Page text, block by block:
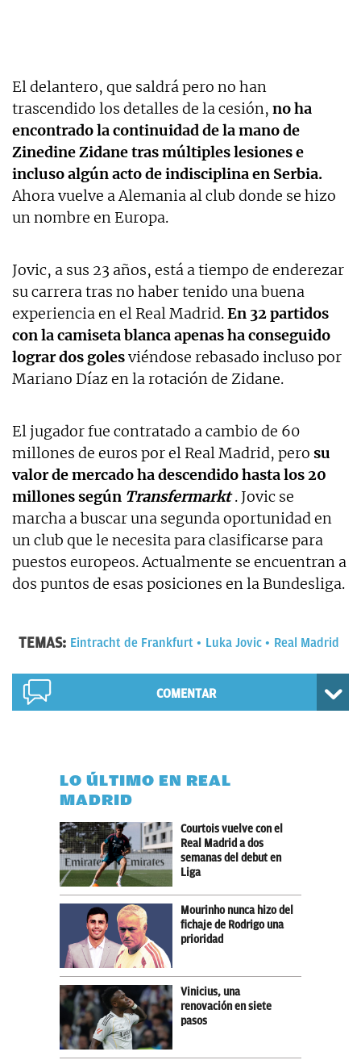
El delantero, que saldrá pero no han
trascendido los detalles de la cesión, no ha
encontrado la continuidad de la mano de
Zinedine Zidane tras múltiples lesiones e
incluso algún acto de indisciplina en Serbia.
Ahora vuelve a Alemania al club donde se hizo
un nombre en Europa.
Jovic, a sus 23 años, está a tiempo de enderezar
su carrera tras no haber tenido una buena
experiencia en el Real Madrid.En 32 partidos
con la camiseta blanca apenas ha conseguido
lograr dos golesviéndose rebasado incluso por
Mariano Díaz en la rotación de Zidane.
El jugador fue contratado a cambio de 60
millones de euros por el Real Madrid, pero su
valor de mercado ha descendido hasta los 20
millones según Transfermarkt . Jovic se
marcha a buscar una segunda oportunidad en
un club que le necesita para clasificarse para
puestos europeos. Actualmente se encuentran a
dos puntos de esas posiciones en la Bundesliga.
TEMAS: Eintracht de Frankfurt Luka Jovic Real Madrid
COMENTAR
LO ÚLTIMO EN REAL
MADRID
Courtois vuelve con el
Real Madrid a dos
semanas del debut en
Liga
Mourinho nunca hizo del
fichaje de Rodrigo una
prioridad
Vinicius, una
renovación en siete
pasos